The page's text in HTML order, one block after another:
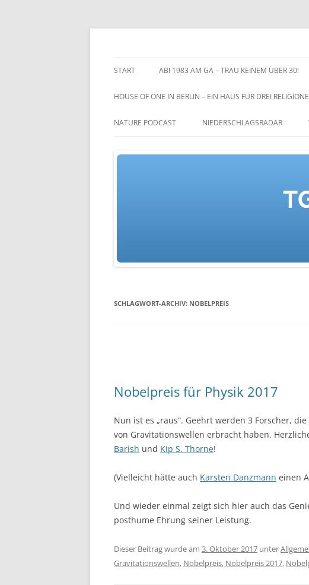
Zum
START ABI 1983 AM GA – TRAU KEINEM ÜBER 30!
HOUSE OF ONE IN BERLIN – EIN HAUS FÜR DREI
NATURE PODCAST NIEDERSCHLAGSRADAR
SCHLAGWORT-ARCHIV: NOBELPREIS
Nobelpreis für Physik 2017
Nun ist es „raus“. Geehrt werden 3 Forscher,
von Gravitationswellen erbracht haben.
Barish und Kip S. Thorne!
(Vielleicht hätte auch Karsten Danzmann einen
Und wieder einmal zeigt sich hier auch das
posthume Ehrung seiner Leistung.
Dieser Beitrag wurde am 3. Oktober 2017 unter
Gravitationswellen, Nobelpreis, Nobelpreis 2017,